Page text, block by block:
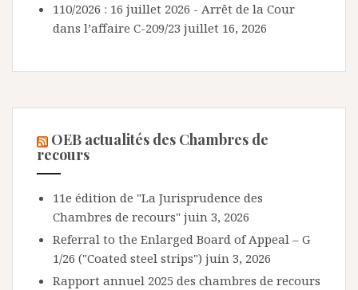
110/2026 : 16 juillet 2026 - Arrêt de la Cour
dans l’affaire C-209/23 juillet 16, 2026
OEB actualités des Chambres de
recours
11e édition de "La Jurisprudence des
Chambres de recours" juin 3, 2026
Referral to the Enlarged Board of Appeal – G
1/26 ("Coated steel strips") juin 3, 2026
Rapport annuel 2025 des chambres de recours